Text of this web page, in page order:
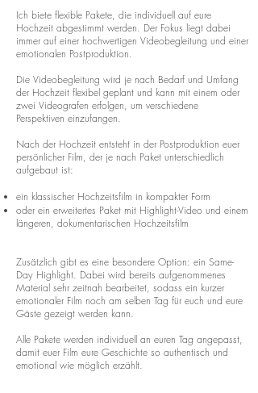
Ich biete flexible Pakete, die individuell auf eure
Hochzeit abgestimmt werden. Der Fokus liegt dabei
immer auf einer hochwertigen Videobegleitung und einer
emotionalen Postproduktion.
Die Videobegleitung wird je nach Bedarf und Umfang
der Hochzeit flexibel geplant und kann mit einem oder
zwei Videografen erfolgen, um verschiedene
Perspektiven einzufangen.
Nach der Hochzeit entsteht in der Postproduktion euer
persönlicher Film, der je nach Paket unterschiedlich
aufgebaut ist:
ein klassischer Hochzeitsfilm in kompakter Form
oder ein erweitertes Paket mit Highlight-Video und einem
längeren, dokumentarischen Hochzeitsfilm
Zusätzlich gibt es eine besondere Option: ein Same-
Day Highlight. Dabei wird bereits aufgenommenes
Material sehr zeitnah bearbeitet, sodass ein kurzer
emotionaler Film noch am selben Tag für euch und eure
Gäste gezeigt werden kann.
Alle Pakete werden individuell an euren Tag angepasst,
damit euer Film eure Geschichte so authentisch und
emotional wie möglich erzählt.